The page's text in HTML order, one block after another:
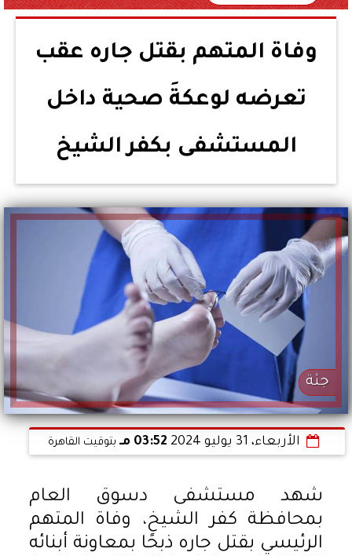
وفاة المتهم بقتل جاره عقب
تعرضه لوعكةَ صحية داخل
المستشفى بكفر الشيخ
جثة
الأربعاء، 31 يوليو 2024 03:52 مـ بتوقيت القاهرة
شهد مستشفى دسوق العام
بمحافظة كفر الشيخ، وفاة المتهم
الرئيسي بقتل جاره ذبحًا بمعاونة أبنائه